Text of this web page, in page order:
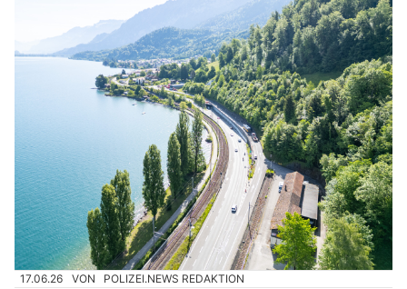
17.06.26 VON POLIZEI.NEWS REDAKTION